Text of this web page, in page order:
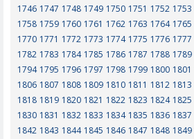
1746 1747 1748 1749 1750 1751 1752 1753
1758 1759 1760 1761 1762 1763 1764 1765
1770 1771 1772 1773 1774 1775 1776 1777
1782 1783 1784 1785 1786 1787 1788 1789
1794 1795 1796 1797 1798 1799 1800 1801
1806 1807 1808 1809 1810 1811 1812 1813
1818 1819 1820 1821 1822 1823 1824 1825
1830 1831 1832 1833 1834 1835 1836 1837
1842 1843 1844 1845 1846 1847 1848 1849